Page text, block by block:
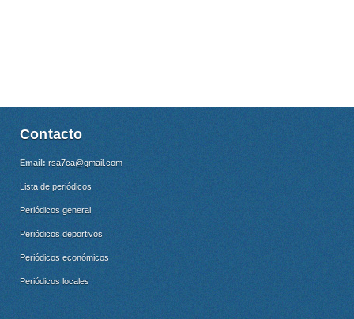
Contacto
Email: rsa7ca@gmail.com
Lista de periódicos
Periódicos general
Periódicos deportivos
Periódicos económicos
Periódicos locales